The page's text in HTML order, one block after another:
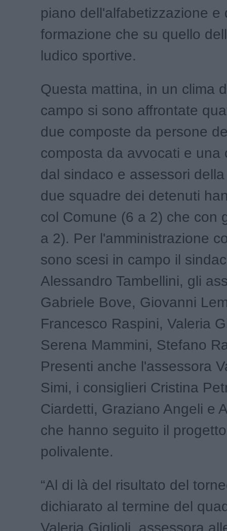
piano dell'alfabetizzazione e
formazione che su quello
ludico sportive.
Questa mattina, in un clima
campo si sono affrontate
due composte da persone
composta da avvocati e una
dal sindaco e assessori
due squadre dei detenuti
col Comune (6 a 2) che con
a 2). Per l'amministrazione
sono scesi in campo il
Alessandro Tambellini, gli
Gabriele Bove, Giovanni
Francesco Raspini, Valeria
Serena Mammini, Stefano
Presenti anche l'assessora
Simi, i consiglieri Cristina
Ciardetti, Graziano Angeli e
che hanno seguito il
polivalente.
“Al di là del risultato del
dichiarato al termine del
Valeria Giglioli, assessora